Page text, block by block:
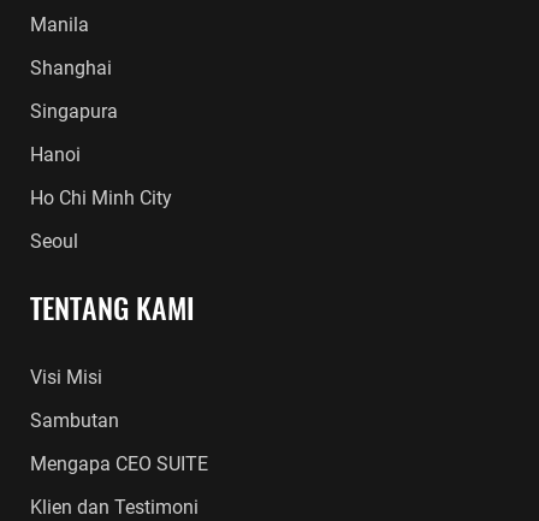
Manila
Shanghai
Singapura
Hanoi
Ho Chi Minh City
Seoul
TENTANG KAMI
Visi Misi
Sambutan
Mengapa CEO SUITE
Klien dan Testimoni